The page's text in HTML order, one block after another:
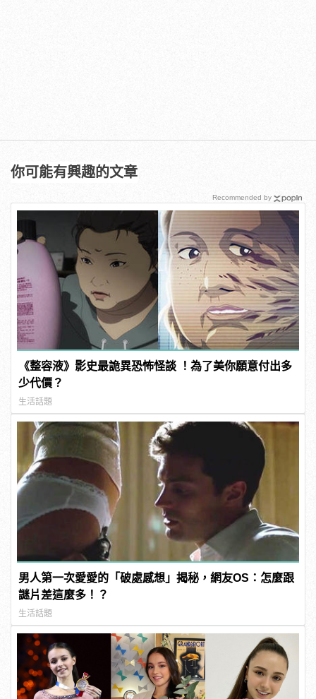
你可能有興趣的文章
《整容液》影史最詭異恐怖怪談 ！為了美你願意付出多
少代價？
生活話題
男人第一次愛愛的「破處感想」揭秘，網友OS：怎麼跟
謎片差這麼多！？
生活話題
Recommended by